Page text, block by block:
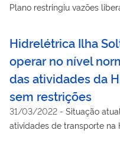
Plano restringiu vazões
rios Grande, Paranaíba,
Hidrelétrica Ilha
operar no nível
das atividades da
sem restrições
31/03/2022 - Situação
atividades de transporte na